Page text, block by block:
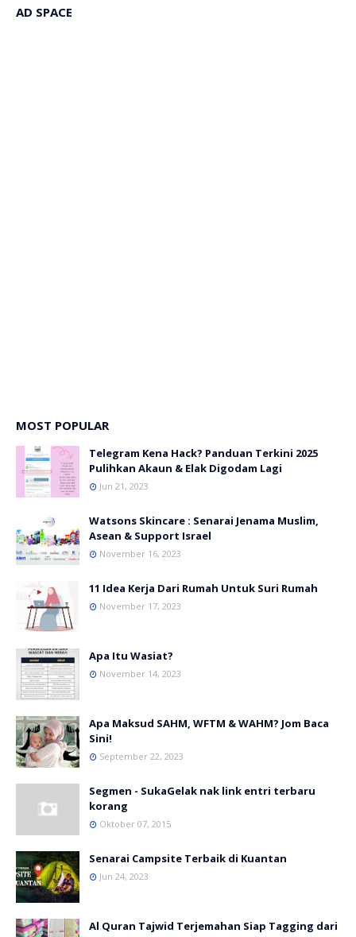
AD SPACE
MOST POPULAR
Telegram Kena Hack? Panduan Terkini 2025
Pulihkan Akaun & Elak Digodam Lagi
Jun 21, 2023
Watsons Skincare : Senarai Jenama Muslim,
Asean & Support Israel
November 16, 2023
11 Idea Kerja Dari Rumah Untuk Suri Rumah
November 17, 2023
Apa Itu Wasiat?
November 14, 2023
Apa Maksud SAHM, WFTM & WAHM? Jom Baca
Sini!
September 22, 2023
Segmen - SukaGelak nak link entri terbaru
korang
Oktober 07, 2015
Senarai Campsite Terbaik di Kuantan
Jun 24, 2023
Al Quran Tajwid Terjemahan Siap Tagging dari